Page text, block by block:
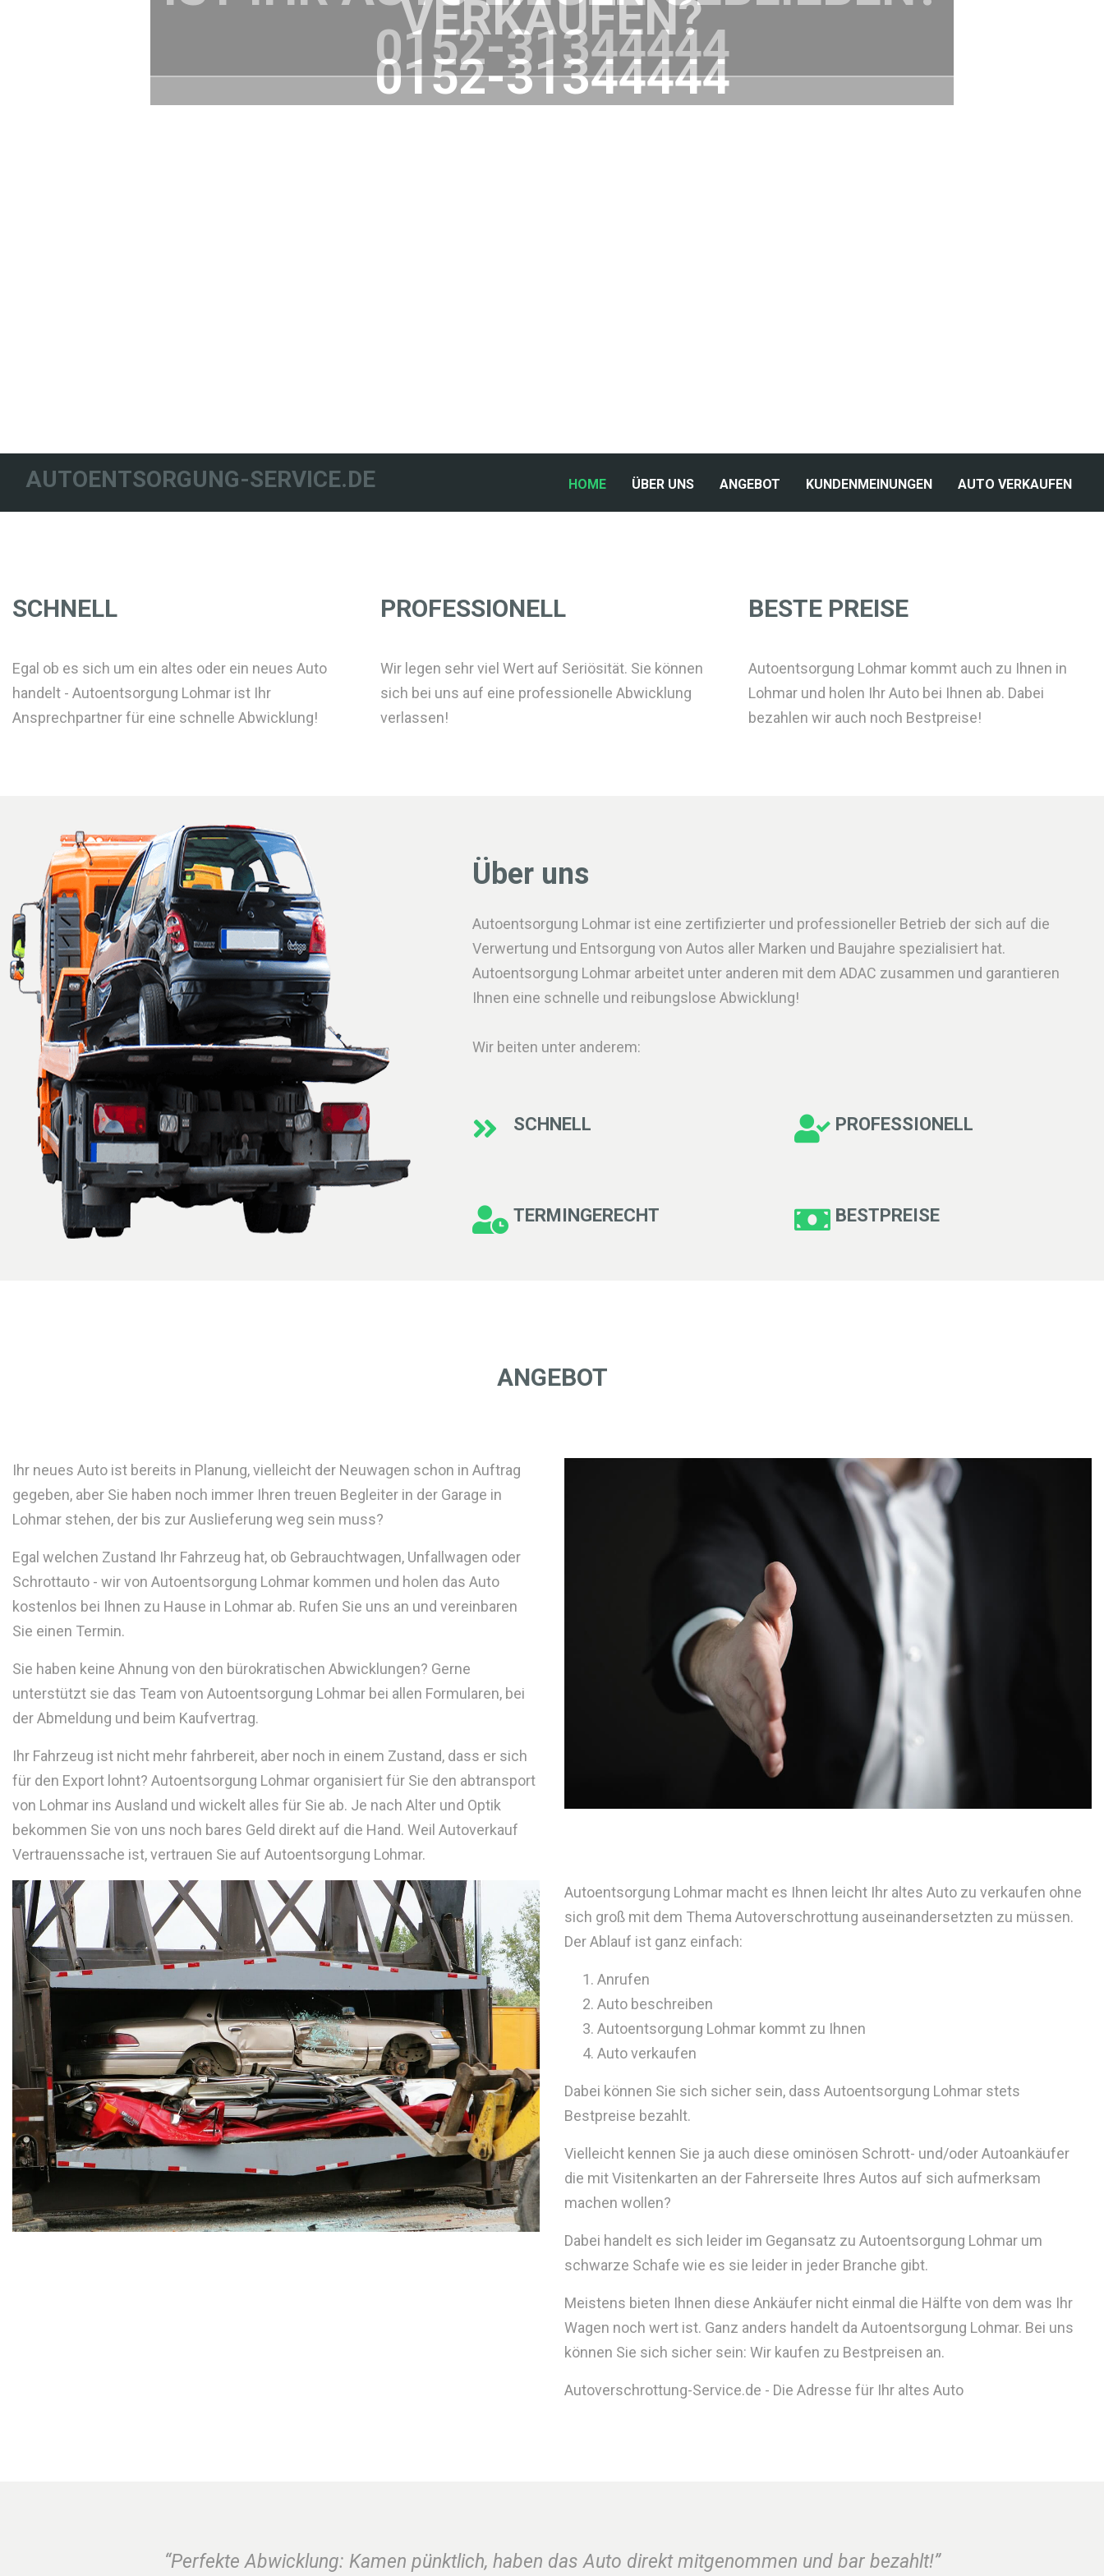
VERKAUFEN?
0152-31344444
AUTOENTSORGUNG-SERVICE.DE HOME(CURRENT)
ÜBER UNS ANGEBOT KUNDENMEINUNGEN AUTO VERKAUFEN
SCHNELL
Egal ob es sich um ein altes oder ein neues Auto
handelt - Autoentsorgung Lohmar ist Ihr
Ansprechpartner für eine schnelle Abwicklung!
PROFESSIONELL
Wir legen sehr viel Wert auf Seriösität. Sie können
sich bei uns auf eine professionelle Abwicklung
verlassen!
BESTE PREISE
Autoentsorgung Lohmar kommt auch zu Ihnen in
Lohmar und holen Ihr Auto bei Ihnen ab. Dabei
bezahlen wir auch noch Bestpreise!
Über uns
Autoentsorgung Lohmar ist eine zertifizierter und professioneller Betrieb der sich auf die
Verwertung und Entsorgung von Autos aller Marken und Baujahre spezialisiert hat.
Autoentsorgung Lohmar arbeitet unter anderen mit dem ADAC zusammen und garantieren
Ihnen eine schnelle und reibungslose Abwicklung!
Wir beiten unter anderem:
SCHNELL PROFESSIONELL
TERMINGERECHT BESTPREISE
ANGEBOT
Ihr neues Auto ist bereits in Planung, vielleicht der Neuwagen schon in Auftrag
gegeben, aber Sie haben noch immer Ihren treuen Begleiter in der Garage in
Lohmar stehen, der bis zur Auslieferung weg sein muss?
Egal welchen Zustand Ihr Fahrzeug hat, ob Gebrauchtwagen, Unfallwagen oder
Schrottauto - wir von Autoentsorgung Lohmar kommen und holen das Auto
kostenlos bei Ihnen zu Hause in Lohmar ab. Rufen Sie uns an und vereinbaren
Sie einen Termin.
Sie haben keine Ahnung von den bürokratischen Abwicklungen? Gerne
unterstützt sie das Team von Autoentsorgung Lohmar bei allen Formularen, bei
der Abmeldung und beim Kaufvertrag.
Ihr Fahrzeug ist nicht mehr fahrbereit, aber noch in einem Zustand, dass er sich
für den Export lohnt? Autoentsorgung Lohmar organisiert für Sie den abtransport
von Lohmar ins Ausland und wickelt alles für Sie ab. Je nach Alter und Optik
bekommen Sie von uns noch bares Geld direkt auf die Hand. Weil Autoverkauf
Vertrauenssache ist, vertrauen Sie auf Autoentsorgung Lohmar.
Autoentsorgung Lohmar macht es Ihnen leicht Ihr altes Auto zu verkaufen ohne
sich groß mit dem Thema Autoverschrottung auseinandersetzten zu müssen.
Der Ablauf ist ganz einfach:
Anrufen
Auto beschreiben
Autoentsorgung Lohmar kommt zu Ihnen
Auto verkaufen
Dabei können Sie sich sicher sein, dass Autoentsorgung Lohmar stets
Bestpreise bezahlt.
Vielleicht kennen Sie ja auch diese ominösen Schrott- und/oder Autoankäufer
die mit Visitenkarten an der Fahrerseite Ihres Autos auf sich aufmerksam
machen wollen?
Dabei handelt es sich leider im Gegansatz zu Autoentsorgung Lohmar um
schwarze Schafe wie es sie leider in jeder Branche gibt.
Meistens bieten Ihnen diese Ankäufer nicht einmal die Hälfte von dem was Ihr
Wagen noch wert ist. Ganz anders handelt da Autoentsorgung Lohmar. Bei uns
können Sie sich sicher sein: Wir kaufen zu Bestpreisen an.
Autoverschrottung-Service.de - Die Adresse für Ihr altes Auto
“Perfekte Abwicklung: Kamen pünktlich, haben das Auto direkt mitgenommen und bar bezahlt!”